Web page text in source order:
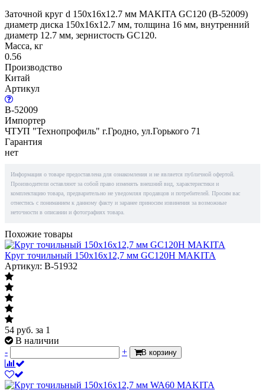
Заточной круг d 150x16x12.7 мм MAKITA GC120 (B-52009)
диаметр диска 150х16х12.7 мм, толщина 16 мм, внутренний
диаметр 12.7 мм, зернистость GC120.
Масса, кг
0.56
Производство
Китай
Артикул
B-52009
Импортер
ЧТУП "Технопрофиль" г.Гродно, ул.Горького 71
Гарантия
нет
Информация о товаре предоставлена для ознакомления и не является публичной офертой.
Производители оставляют за собой право изменять внешний вид, характеристики и
комплектацию товара, предварительно не уведомляя продавцов и потребителей. Просим вас
отнестись с пониманием к данному факту и заранее приносим извинения за возможные
неточности в описании и фотографиях товара.
Похожие товары
Круг точильный 150x16x12,7 мм GC120H MAKITA
Артикул: B-51932
54 руб. за 1
В наличии
-
+ В корзину